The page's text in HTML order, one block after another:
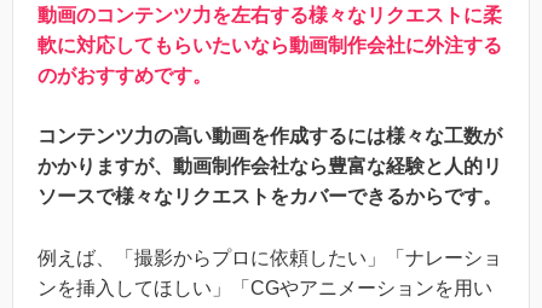
動画のコンテンツ力を左右する様々なリクエストに柔
軟に対応してもらいたいなら動画制作会社に外注する
のがおすすめです。
コンテンツ力の高い動画を作成するには様々な工数が
かかりますが、動画制作会社なら豊富な経験と人的リ
ソースで様々なリクエストをカバーできるからです。
例えば、「撮影からプロに依頼したい」「ナレーショ
ンを挿入してほしい」「CGやアニメーションを用い